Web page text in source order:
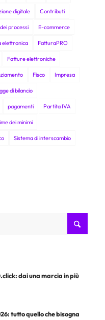
digitale Contributi
processi E-commerce
elettronica FatturaPRO
Fatture elettroniche
Fisco Impresa
di bilancio
pagamenti Partita IVA
dei minimi
Sistema di interscambio
dai una marcia in più
tutto quello che bisogna